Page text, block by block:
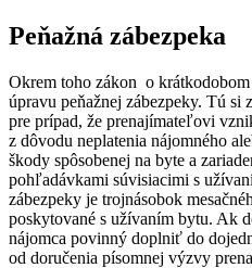
Peňažná zábezpeka
Okrem toho zákon o
úpravu peňažnej zábezpeky. Tú si
pre prípad, že prenajímateľovi
z dôvodu neplatenia nájomného
škody spôsobenej na byte a
pohľadávkami súvisiacimi s
zábezpeky je trojnásobok
poskytované s užívaním bytu. Ak
nájomca povinný doplniť do
od doručenia písomnej výzvy